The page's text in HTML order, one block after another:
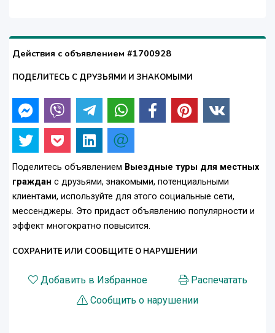
Действия с объявлением #1700928
ПОДЕЛИТЕСЬ С ДРУЗЬЯМИ И ЗНАКОМЫМИ
Поделитесь объявлением Выездные туры для местных
граждан с друзьями, знакомыми, потенциальными
клиентами, используйте для этого социальные сети,
мессенджеры. Это придаст объявлению популярности и
эффект многократно повысится.
СОХРАНИТЕ ИЛИ СООБЩИТЕ О НАРУШЕНИИ
Добавить в Избранное
Распечатать
Сообщить о нарушении